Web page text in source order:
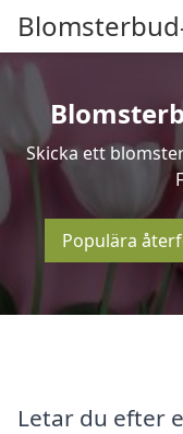
Skicka ett
Populära
Letar du efter